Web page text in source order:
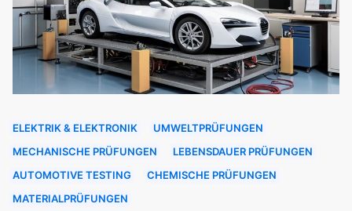
ELEKTRIK & ELEKTRONIK
UMWELTPRÜFUNGEN
MECHANISCHE PRÜFUNGEN
LEBENSDAUER PRÜFUNGEN
AUTOMOTIVE TESTING
CHEMISCHE PRÜFUNGEN
MATERIALPRÜFUNGEN